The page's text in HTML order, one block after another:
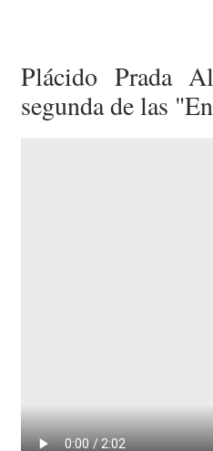
Plácido Prada
segunda de las